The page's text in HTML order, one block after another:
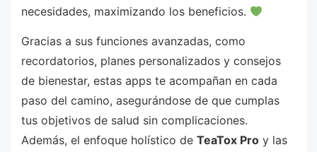
necesidades, maximizando los beneficios.
Gracias a sus funciones avanzadas, como
recordatorios, planes personalizados y consejos
de bienestar, estas apps te acompañan en cada
paso del camino, asegurándose de que cumplas
tus objetivos de salud sin complicaciones.
Además, el enfoque holístico de TeaTox Pro y las